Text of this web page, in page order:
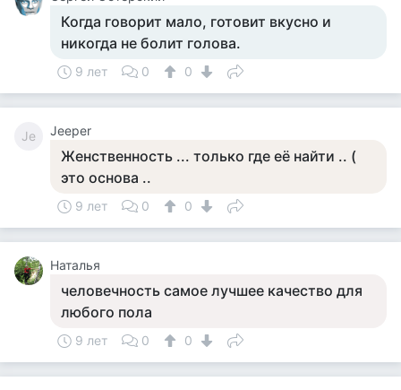
Когда говорит мало, готовит вкусно и
никогда не болит голова.
9 лет 0 0
Je Jeeper
Женственность ... только где её найти .. (
это основа ..
9 лет 0 0
Наталья
человечность самое лучшее качество для
любого пола
9 лет 0 0